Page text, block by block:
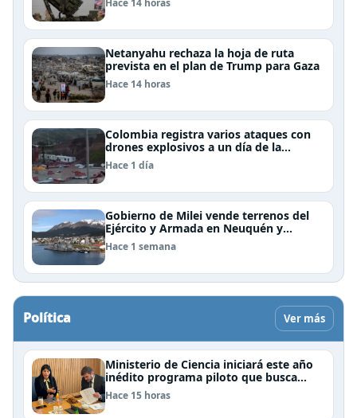
Netanyahu rechaza la hoja de ruta
prevista en el plan de Trump para Gaza
Hace 14 horas
Colombia registra varios ataques con
drones explosivos a un día de la
investidura de De la Espriella: un policía
muerto
Hace 1 día
Gobierno de Milei vende terrenos del
Ejército y Armada en Neuquén y
Ushuaia
Hace 1 semana
Política Ver más
Ministerio de Ciencia iniciará este año
inédito programa piloto que busca
formar estudiantes de enseñanza
media en ciberseguridad
Hace 15 horas